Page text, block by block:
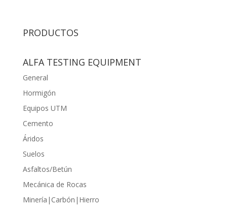
PRODUCTOS
ALFA TESTING EQUIPMENT
General
Hormigón
Equipos UTM
Cemento
Áridos
Suelos
Asfaltos/Betún
Mecánica de Rocas
Minería|Carbón|Hierro